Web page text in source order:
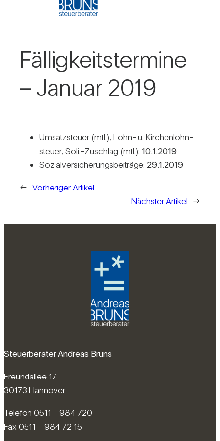
Fäl­lig­keits­ter­mine
– Januar 2019
Umsatz­steuer (mtl.), Lohn- u. Kir­chen­lohn­
steuer, Soli.-Zuschlag (mtl.): 10.1.2019
Sozi­al­ver­si­che­rungs­bei­träge: 29.1.2019
← Vorheriger Artikel
Nächster Artikel
→
Steuerberater Andreas Bruns
Freundallee 17
30173 Hannover
Telefon 0511 – 984 720
Fax 0511 – 984 72 15